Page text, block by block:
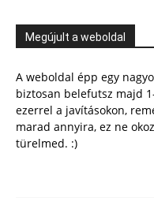
Megújult a weboldal
A weboldal épp egy
biztosan belefutsz majd
ezerrel a javításokon,
marad annyira, ez ne
türelmed. :)